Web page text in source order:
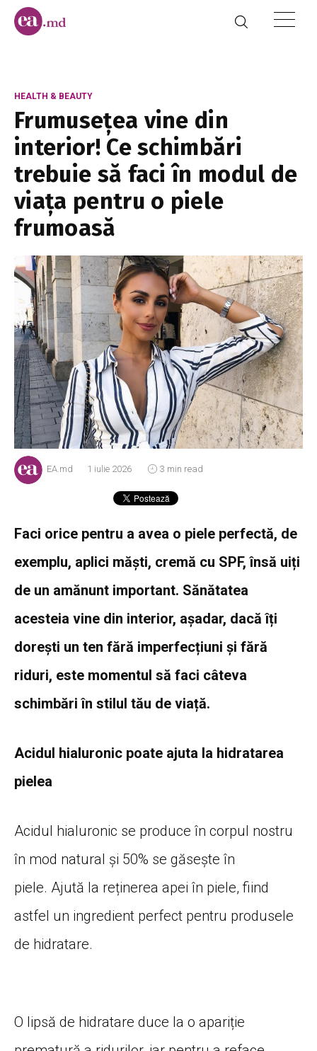
HEALTH & BEAUTY
Frumusețea vine din
interior! Ce schimbări
trebuie să faci în modul de
viața pentru o piele
frumoasă
EA.md 1 iulie 2026 3 min read
Faci orice pentru a avea o piele perfectă, de
exemplu, aplici măști, cremă cu SPF, însă uiți
de un amănunt important. Sănătatea
acesteia vine din interior, așadar, dacă îți
dorești un ten fără imperfecțiuni și fără
riduri, este momentul să faci câteva
schimbări în stilul tău de viață.
Acidul hialuronic poate ajuta la hidratarea
pielea
Acidul hialuronic se produce în corpul nostru
în mod natural și 50% se găsește în
piele. Ajută la reținerea apei în piele, fiind
astfel un ingredient perfect pentru produsele
de hidratare.
O lipsă de hidratare duce la o apariție